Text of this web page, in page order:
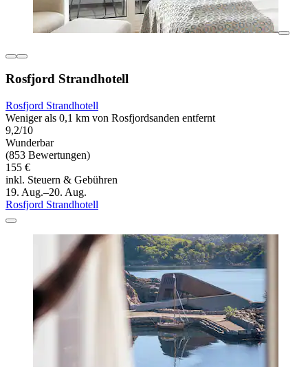
Rosfjord Strandhotell
Rosfjord Strandhotell
Weniger als 0,1 km von Rosfjordsanden entfernt
9,2/10
Wunderbar
(853 Bewertungen)
155 €
inkl. Steuern & Gebühren
19. Aug.–20. Aug.
Rosfjord Strandhotell